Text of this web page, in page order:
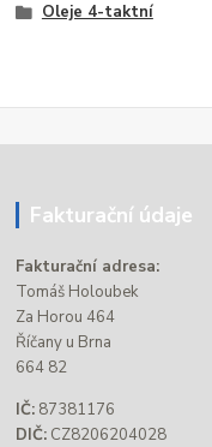
Oleje 4-taktní
Fakturační údaje
Fakturační adresa:
Tomáš Holoubek
Za Horou 464
Říčany u Brna
664 82
IČ: 87381176
DIČ: CZ8206204028